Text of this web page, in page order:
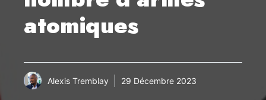
atomiques
Alexis Tremblay 29 Décembre 2023